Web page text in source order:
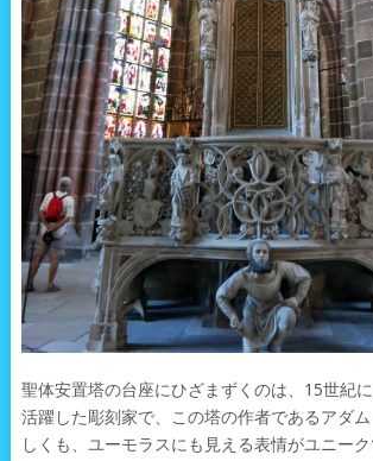
聖体安置塔の台座にひざまずくのは、15世紀
活躍した彫刻家で、この塔の作者であるアダ
しくも、ユーモラスにも見える表情がユニーク